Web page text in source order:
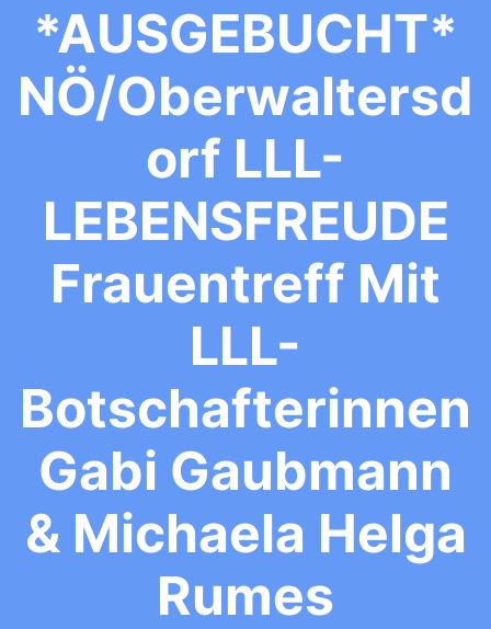
*AUSGEBUCHT*
NÖ/Oberwaltersd
Orf LLL-
LEBENSFREUDE
Frauentreff Mit
LLL-
Botschafterinnen
Gabi Gaubmann
& Michaela Helga
Rumes